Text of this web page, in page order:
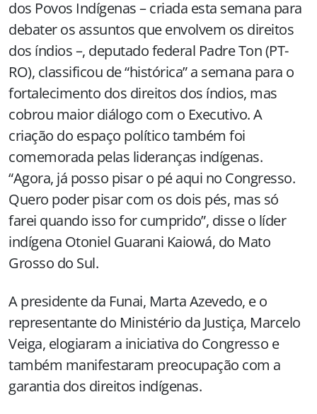
dos Povos Indígenas – criada esta semana para
debater os assuntos que envolvem os direitos
dos índios –, deputado federal Padre Ton (PT-
RO), classificou de “histórica” a semana para o
fortalecimento dos direitos dos índios, mas
cobrou maior diálogo com o Executivo. A
criação do espaço político também foi
comemorada pelas lideranças indígenas.
“Agora, já posso pisar o pé aqui no Congresso.
Quero poder pisar com os dois pés, mas só
farei quando isso for cumprido”, disse o líder
indígena Otoniel Guarani Kaiowá, do Mato
Grosso do Sul.
A presidente da Funai, Marta Azevedo, e o
representante do Ministério da Justiça, Marcelo
Veiga, elogiaram a iniciativa do Congresso e
também manifestaram preocupação com a
garantia dos direitos indígenas.